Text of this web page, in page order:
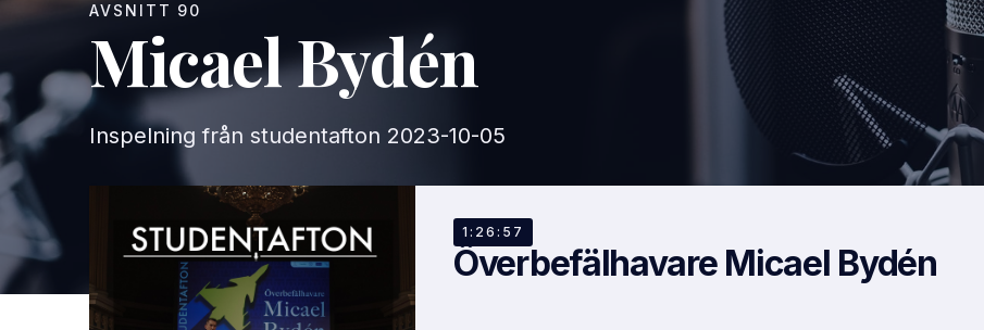
AVSNITT 90
Micael Bydén
Inspelning från studentafton 2023-10-05
EP 90
Överbefälhavare Micael Bydén
1:26:57